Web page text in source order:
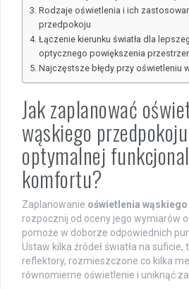
Rodzaje oświetlenia i ich
przedpokoju
Łączenie kierunku światła dla
optycznego powiększenia
Najczęstsze błędy przy oświetleniu
Jak zaplanować
wąskiego
optymalnej
komfortu?
Zaplanowanie oświetlenia
rozpocznij od oceny jego wymiarów
pomoże w doborze odpowiednich
Ustaw kilka źródeł światła na
reflektory, rozmieszczone co kilka
równomierne oświetlenie i uniknąć